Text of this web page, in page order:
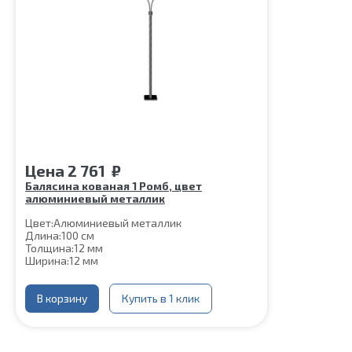
Цена 2 761 ₽
Балясина кованая 1 Ромб, цвет
алюминиевый металлик
Цвет:Алюминиевый металлик
Длина:100 см
Толщина:12 мм
Ширина:12 мм
Шпилька:М8
Верхнее
коромысло:
Цвет алюминиевый
металлик
В корзину Купить в 1 клик